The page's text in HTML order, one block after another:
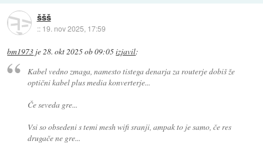
ššš
:: 19. nov 2025, 17:59
bm1973 je28. okt 2025 ob 09:05izjavil:
Kabel vedno zmaga, namesto tistega denarja za routerje dobiš že
optični kabel plus media konverterje...
Če seveda gre...
Vsi so obsedeni s temi mesh wifi sranji, ampak to je samo, če res
drugače ne gre...